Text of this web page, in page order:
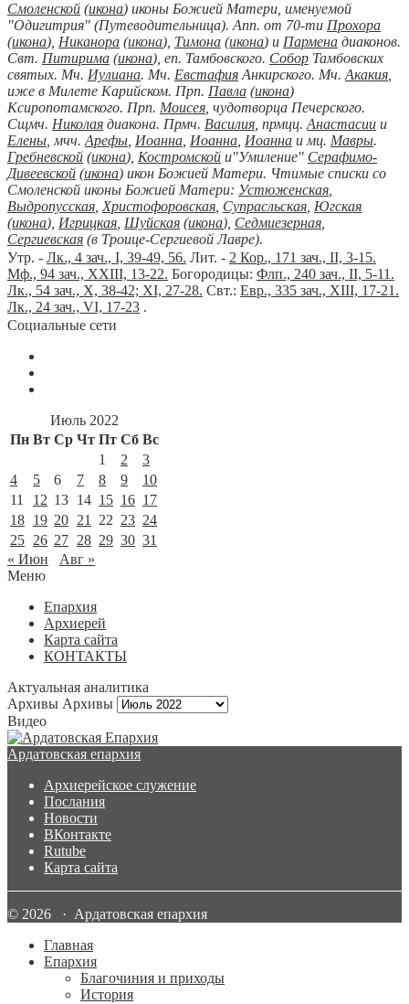
Смоленской (икона) иконы Божией Матери, именуемой
"Одигитрия" (Путеводительница). Апп. от 70-ти Прохора
(икона), Никанора (икона), Тимона (икона) и Пармена диаконов.
Свт. Питирима (икона), еп. Тамбовского. Собор Тамбовских
святых. Мч. Иулиана. Мч. Евстафия Анкирского. Мч. Акакия
иже в Милете Карийском. Прп. Павла (икона)
Ксиропотамского. Прп. Моисея , чудотворца Печерского.
Сщмч. Николая диакона. Прмч. Василия , прмцц. Анастасии и
Елены , мчч. Арефы Иоанна Иоанна Иоанна и мц. Мавры.
Гребневской (икона), Костромской и"Умиление" Серафимо-
Дивеевской (икона) икон Божией Матери. Чтимые списки со
Смоленской иконы Божией Матери: Устюженская
Выдропусская Христофоровская Супрасльская Югская
(икона), Игрицкая Шуйская (икона), Седмиезерная
Сергиевская (в Троице-Сергиевой Лавре).
Утр. - Лк., 4 зач., I, 39-49, 56. Лит. - 2 Кор., 171 зач., II, 3-15.
Мф., 94 зач., XXIII, 13-22. Богородицы: Флп., 240 зач., II, 5-11.
Лк., 54 зач., X, 38-42; XI, 27-28. Свт.: Евр., 335 зач., XIII, 17-21.
Лк., 24 зач., VI, 17-23 .
Социальные сети
Июль 2022
Пн Вт Ср Чт Пт Сб Вс
1
2
3
4
5 6 7 8 9
10
11
12 13 14 15 16 17
18 19 20 21 22 23 24
25 26 27 28 29 30 31
« Июн
Авг »
Меню
Епархия
Архиерей
Карта сайта
КОНТАКТЫ
Актуальная аналитика
Архивы Архивы
Видео
Ардатовская епархия
Архиерейское служение
Послания
Новости
ВКонтакте
Rutube
Карта сайта
© 2026 · Ардатовская епархия
Главная
Епархия
Благочиния и приходы
История